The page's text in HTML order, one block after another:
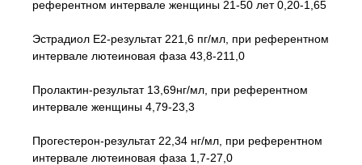
референтном интервале женщины 21-50 лет 0,20-1,65
Эстрадиол Е2-результат 221,6 пг/мл, при референтном
интервале лютеиновая фаза 43,8-211,0
Пролактин-результат 13,69нг/мл, при референтном
интервале женщины 4,79-23,3
Прогестерон-результат 22,34 нг/мл, при референтном
интервале лютеиновая фаза 1,7-27,0